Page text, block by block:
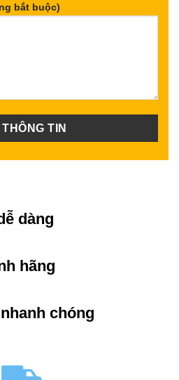
bắt buộc)
dàng
hãng
chóng